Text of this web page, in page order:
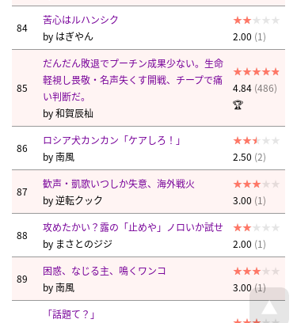
84
苦心はルハンシク
by はぎやん 2.00 (1)
85
だんだん敗退でプーチン成果少ない。生命
軽視し畏敬・名声失くす開戦、チープで痛
い判断だ。
by和賀辰杣
4.84 (486)
🏆
86
ロシア犬カンカン「ケアしろ！」
by南風 2.50 (2)
87
歓声・凱歌いつしか失意、海外戦火
by逆転クック 3.00 (1)
88
攻めたかい？露の「止めや」ノロいか試せ
by まさとのジジ 2.00 (1)
89
困惑、なじる主、鳴くワンコ
by南風 3.00(1)
「話題て？」